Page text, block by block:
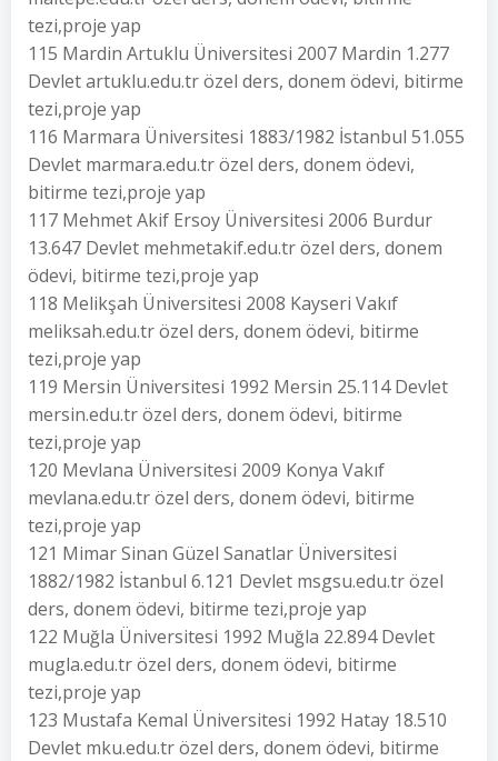
tezi,proje yap
115 Mardin Artuklu Üniversitesi 2007 Mardin 1.277
Devlet artuklu.edu.tr özel ders, donem ödevi, bitirme
tezi,proje yap
116 Marmara Üniversitesi 1883/1982 İstanbul 51.055
Devlet marmara.edu.tr özel ders, donem ödevi,
bitirme tezi,proje yap
117 Mehmet Akif Ersoy Üniversitesi 2006 Burdur
13.647 Devlet mehmetakif.edu.tr özel ders, donem
ödevi, bitirme tezi,proje yap
118 Melikşah Üniversitesi 2008 Kayseri Vakıf
meliksah.edu.tr özel ders, donem ödevi, bitirme
tezi,proje yap
119 Mersin Üniversitesi 1992 Mersin 25.114 Devlet
mersin.edu.tr özel ders, donem ödevi, bitirme
tezi,proje yap
120 Mevlana Üniversitesi 2009 Konya Vakıf
mevlana.edu.tr özel ders, donem ödevi, bitirme
tezi,proje yap
121 Mimar Sinan Güzel Sanatlar Üniversitesi
1882/1982 İstanbul 6.121 Devlet msgsu.edu.tr özel
ders, donem ödevi, bitirme tezi,proje yap
122 Muğla Üniversitesi 1992 Muğla 22.894 Devlet
mugla.edu.tr özel ders, donem ödevi, bitirme
tezi,proje yap
123 Mustafa Kemal Üniversitesi 1992 Hatay 18.510
Devlet mku.edu.tr özel ders, donem ödevi, bitirme